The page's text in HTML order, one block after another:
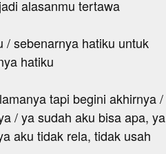
alasanmu tertawa
/ sebenarnya hatiku untuk
hatiku
tapi begini akhirnya /
/ ya sudah aku bisa apa, ya
aku tidak rela, tidak usah